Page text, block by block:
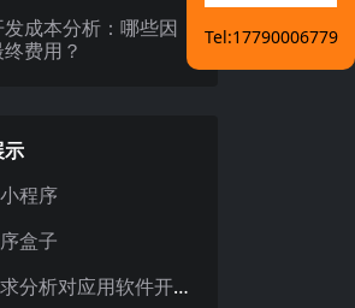
成本分析：哪些因
费用？
示
程序
盒子
论需求分析对应用软件开发的重要性
Tel:17790006779